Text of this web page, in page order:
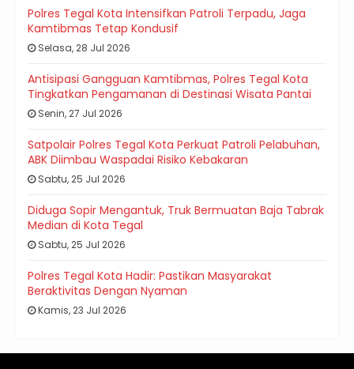
Polres Tegal Kota Intensifkan Patroli Terpadu, Jaga
Kamtibmas Tetap Kondusif
Selasa, 28 Jul 2026
Antisipasi Gangguan Kamtibmas, Polres Tegal Kota
Tingkatkan Pengamanan di Destinasi Wisata Pantai
Senin, 27 Jul 2026
Satpolair Polres Tegal Kota Perkuat Patroli Pelabuhan,
ABK Diimbau Waspadai Risiko Kebakaran
Sabtu, 25 Jul 2026
Diduga Sopir Mengantuk, Truk Bermuatan Baja Tabrak
Median di Kota Tegal
Sabtu, 25 Jul 2026
Polres Tegal Kota Hadir: Pastikan Masyarakat
Beraktivitas Dengan Nyaman
Kamis, 23 Jul 2026